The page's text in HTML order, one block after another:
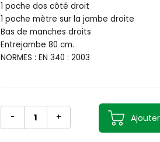
1 poche dos côté droit
1 poche mètre sur la jambe droite
Bas de manches droits
Entrejambe 80 cm.
NORMES : EN 340 : 2003
- +